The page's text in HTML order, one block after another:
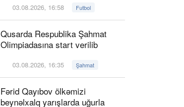
03.08.2026, 16:58 Futbol
Qusarda Respublika Şahmat
Olimpiadasına start verilib
03.08.2026, 16:35 Şahmat
Fərid Qayıbov ölkəmizi
beynəlxalq yarışlarda uğurla